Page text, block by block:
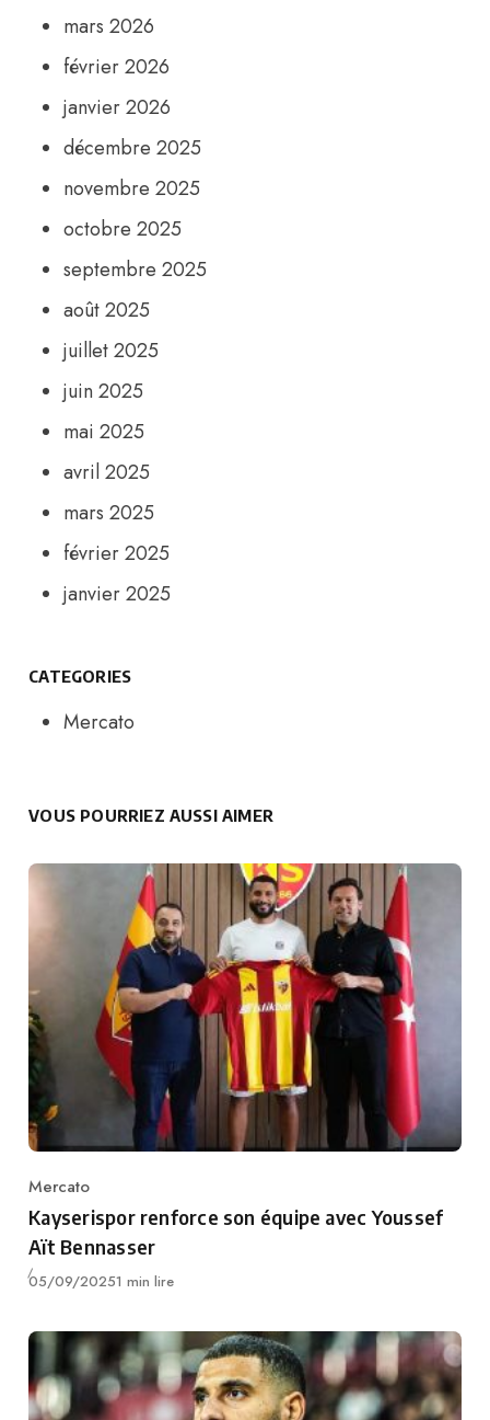
mars 2026
février 2026
janvier 2026
décembre 2025
novembre 2025
octobre 2025
septembre 2025
août 2025
juillet 2025
juin 2025
mai 2025
avril 2025
mars 2025
février 2025
janvier 2025
CATEGORIES
Mercato
VOUS POURRIEZ AUSSI AIMER
Category
Mercato
Kayserispor renforce son équipe avec Youssef
Aït Bennasser
Publié
05/09/20251 min lire